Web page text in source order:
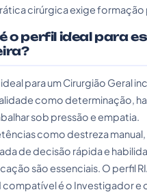
cirúrgica exige formação
o perfil ideal para
para um Cirurgião Geral
como determinação,
sob pressão e empatia.
como destreza
de decisão rápida e
são essenciais. O perfil
compatível é o Investigador e